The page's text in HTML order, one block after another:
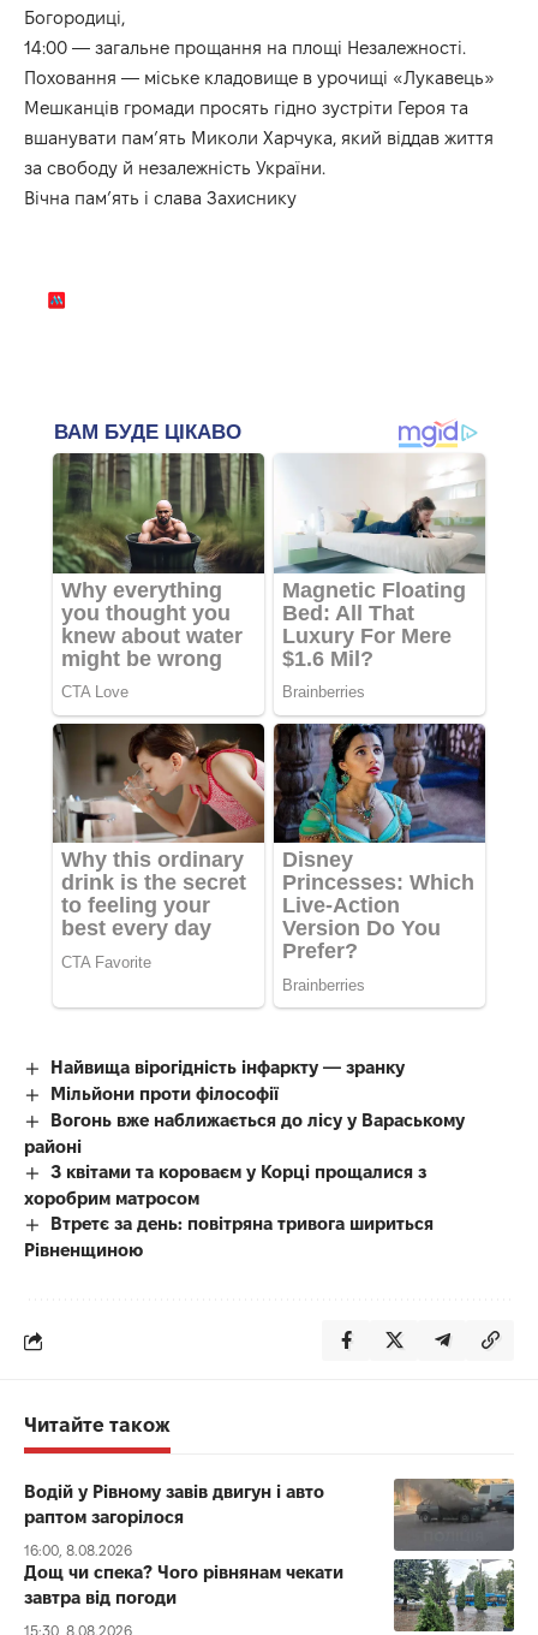
Богородиці,
14:00 — загальне прощання на площі Незалежності.
Поховання — міське кладовище в урочищі «Лукавець»
Мешканців громади просять гідно зустріти Героя та
вшанувати пам’ять Миколи Харчука, який віддав життя
за свободу й незалежність України.
Вічна пам’ять і слава Захиснику
Найвища вірогідність інфаркту — зранку
Мільйони проти філософії
Вогонь вже наближається до лісу у Вараському
районі
З квітами та короваєм у Корці прощалися з
хоробрим матросом
Втретє за день: повітряна тривога шириться
Рівненщиною
Читайте також
Водій у Рівному завів двигун і авто
раптом загорілося
16:00, 8.08.2026
Дощ чи спека? Чого рівнянам чекати
завтра від погоди
15:30, 8.08.2026